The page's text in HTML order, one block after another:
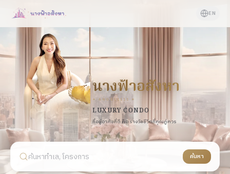
EN
นางฟ้าอสังหา
✦ ANGEL1111 ✦
LUXURY CONDO
ที่อยู่อาศัยที่ดี คือ รางวัลชีวิตที่คุณคู่ควร
ค้นหาทำเล, โครงการ ค้นหา